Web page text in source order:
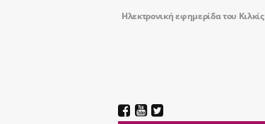
Ηλεκτρονική εφημερίδα του Κιλκίς